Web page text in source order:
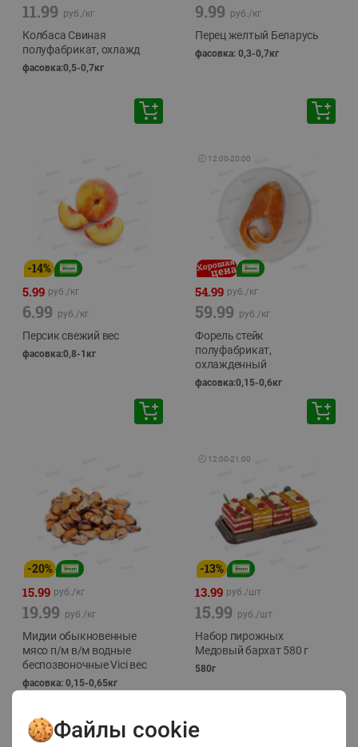
11.99 руб./кг
Колбаса Свиная
полуфабрикат, охлажд
фасовка:0,5-0,7кг
9.99 руб./кг
Перец желтый Беларусь
фасовка: 0,3-0,7кг
-14%
5.99 руб./кг
6.99 руб./кг
Персик свежий вес
фасовка:0,8-1кг
🕘 12:00-20:00
54.99 руб./кг
59.99 руб./кг
Форель стейк
полуфабрикат,
охлажденный
фасовка:0,15-0,6кг
-20%
15.99 руб./кг
19.99 руб./кг
Мидии обыкновенные
мясо п/м в/м водные
беспозвоночные Vici вес
фасовка: 0,15-0,65кг
🕘 12:00-21:00
-13%
13.99 руб./шт
15.99 руб./шт
Набор пирожных
Медовый бархат 580 г
580г
Файлы cookie